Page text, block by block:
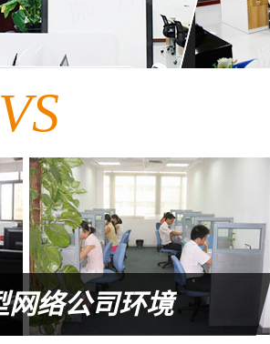
VS
网络公司环境